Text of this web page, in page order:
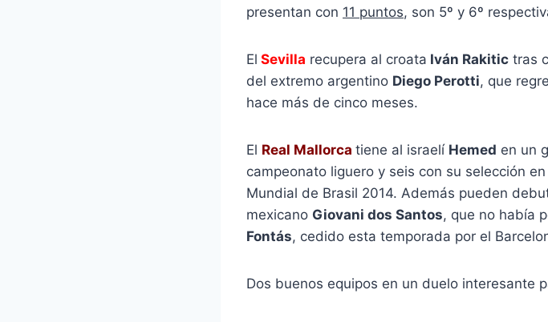
presentan con 11 puntos, son 5º y 6º
El Sevilla recupera al croata Iván Rakitic tras
del extremo argentino Diego Perotti, que
hace más de cinco meses.
El Real Mallorca tiene al israelí Hemed en un
campeonato liguero y seis con su selección
Mundial de Brasil 2014. Además pueden
mexicano Giovani dos Santos, que no había
Fontás, cedido esta temporada por el
Dos buenos equipos en un duelo interesante